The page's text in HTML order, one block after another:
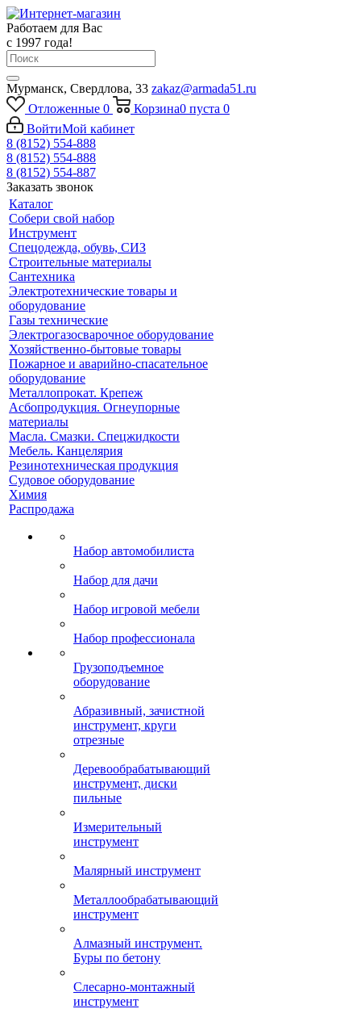
Работаем для Вас
с 1997 года!
Мурманск, Свердлова, 33 zakaz@armada51.ru
Отложенные 0 Корзина0 пуста 0
ВойтиМой кабинет
8 (8152) 554-888
8 (8152) 554-888
8 (8152) 554-887
Заказать звонок
Каталог
Собери свой набор
Инструмент
Спецодежда, обувь, СИЗ
Строительные материалы
Сантехника
Электротехнические товары и
оборудование
Газы технические
Электрогазосварочное оборудование
Хозяйственно-бытовые товары
Пожарное и аварийно-спасательное
оборудование
Металлопрокат. Крепеж
Асбопродукция. Огнеупорные
материалы
Масла. Смазки. Спецжидкости
Мебель. Канцелярия
Резинотехническая продукция
Судовое оборудование
Химия
Распродажа
Набор автомобилиста
Набор для дачи
Набор игровой мебели
Набор профессионала
Грузоподъемное
оборудование
Абразивный, зачистной
инструмент, круги
отрезные
Деревообрабатывающий
инструмент, диски
пильные
Измерительный
инструмент
Малярный инструмент
Металлообрабатывающий
инструмент
Алмазный инструмент.
Буры по бетону
Слесарно-монтажный
инструмент